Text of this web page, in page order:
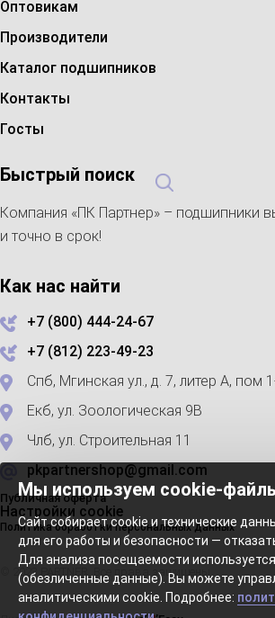
Оптовикам
Производители
Каталог подшипников
Контакты
Госты
Быстрый поиск
Компания «ПК Партнер» – подшипники
и точно в срок!
Как нас найти
+7 (800) 444-24-67
+7 (812) 223-49-23
Спб, Мгинская ул., д. 7, литер А, пом
Екб, ул. Зоологическая 9В
Члб, ул. Строительная 11
pkpartnershop@gmail.com
Публичная оферта
Настройки cookie
Политика обработки персональных данных
© 2023 PARTNER. Все права защищены
Мы используем cookie-
Сайт собирает cookie и технические
для его работы и безопасности —
Для анализа посещаемости
(обезличенные данные). Вы можете
аналитическими cookie. Подробнее: